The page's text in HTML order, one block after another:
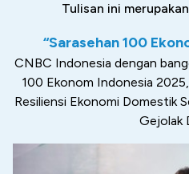
Tulisan ini
“Sarasehan 100
CNBC Indonesia dengan
100 Ekonom Indonesia
Resiliensi Ekonomi Domestik
Gejolak